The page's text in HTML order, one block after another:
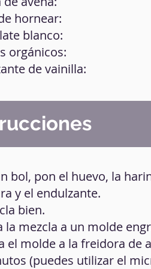
hornear:
blanco:
orgánicos:
de vainilla:
bol, pon el huevo, la
y el endulzante.
bien.
la mezcla a un molde
el molde a la freidora de
(puedes utilizar el